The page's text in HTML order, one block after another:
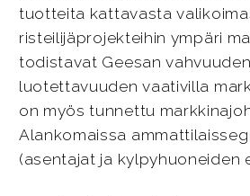
tuotteita kattavasta
risteilijäprojekteihin ympäri
todistavat Geesan
luotettavuuden vaativilla
on myös tunnettu
Alankomaissa
(asentajat ja kylpyhuoneiden